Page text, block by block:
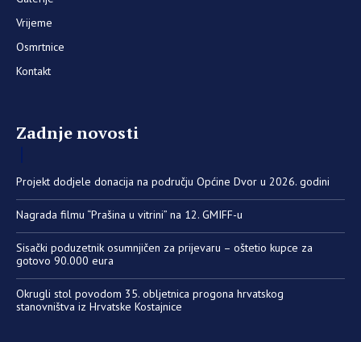
Vrijeme
Osmrtnice
Kontakt
Zadnje novosti
Projekt dodjele donacija na području Općine Dvor u 2026. godini
Nagrada filmu “Prašina u vitrini” na 12. GMIFF-u
Sisački poduzetnik osumnjičen za prijevaru – oštetio kupce za
gotovo 90.000 eura
Okrugli stol povodom 35. obljetnica progona hrvatskog
stanovništva iz Hrvatske Kostajnice